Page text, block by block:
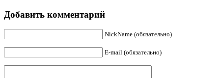
Добавить комментарий
NickName (обязательно)
E-mail (обязательно)